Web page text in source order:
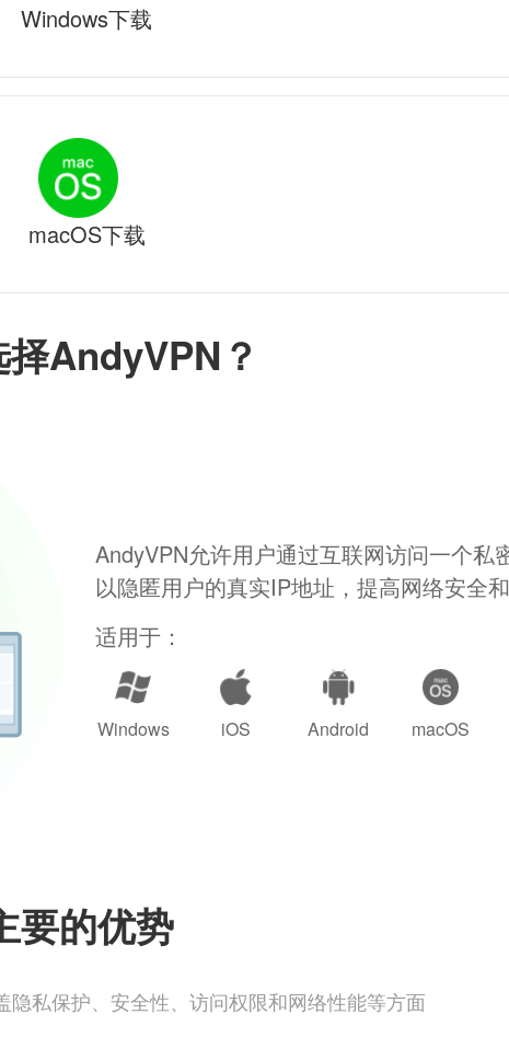
AndyVPN？
AndyVPN允许用户通过互联网访问一个私
以隐匿用户的真实IP地址，提高网络安全和
适用于：
Windows iOS Android macOS
要的优势
隐私保护、安全性、访问权限和网络性能等方面
Windows下载
macOS下载